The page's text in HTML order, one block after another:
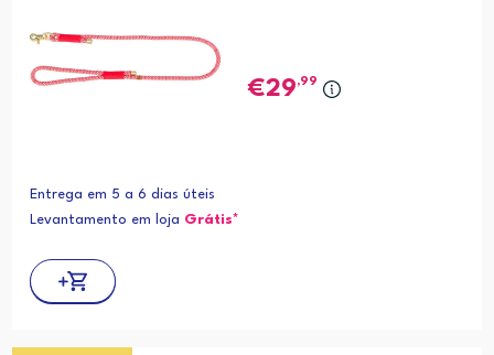
29,99
Entrega em 5 a 6 dias úteis
Levantamento em loja Grátis*